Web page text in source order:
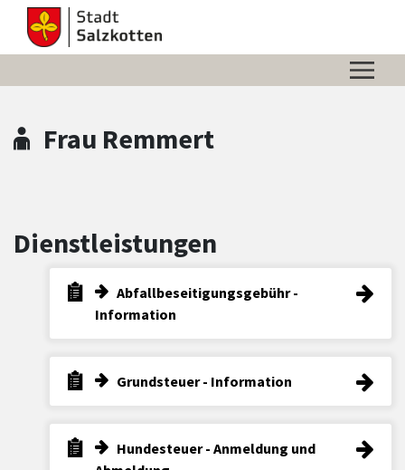
Zum Header
Zum Hauptinhalt
Zum Footer
Zum Hauptinhalt springen
Frau Remmert
Dienstleistungen
Abfallbeseitigungsgebühr -
Information
Grundsteuer - Information
Hundesteuer - Anmeldung und